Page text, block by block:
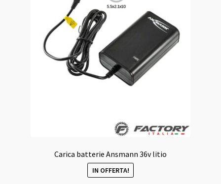
Carica batterie Ansmann 36v litio
IN OFFERTA!